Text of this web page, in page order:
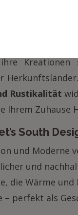
und der USA
Rustikalität
Ihrem Zuhause
South
und Moderne
und
die Wärme
– perfekt als